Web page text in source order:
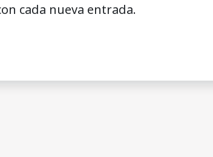
cada nueva entrada.